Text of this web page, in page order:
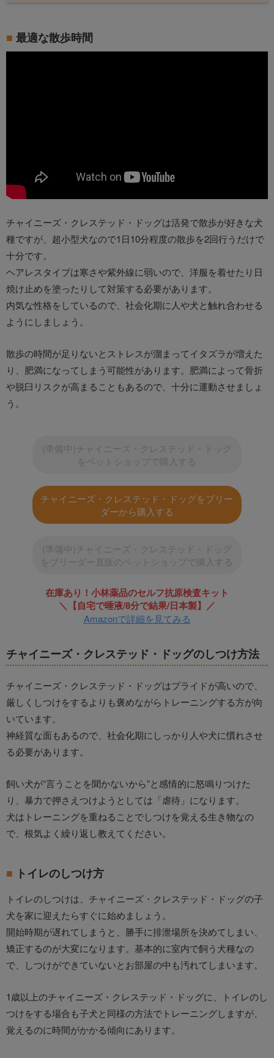
最適な散歩時間
チャイニーズ・クレステッド・ドッグは活発で散歩が好きな犬
種ですが、超小型犬なので1日10分程度の散歩を2回行うだけで
十分です。
ヘアレスタイプは寒さや紫外線に弱いので、洋服を着せたり日
焼け止めを塗ったりして対策する必要があります。
内気な性格をしているので、社会化期に人や犬と触れ合わせる
ようにしましょう。
散歩の時間が足りないとストレスが溜まってイタズラが増えた
り、肥満になってしまう可能性があります。肥満によって骨折
や脱臼リスクが高まることもあるので、十分に運動させましょ
う。
(準備中)チャイニーズ・クレステッド・ドッグ
をペットショップで購入する
チャイニーズ・クレステッド・ドッグをブリー
ダーから購入する
(準備中)チャイニーズ・クレステッド・ドッグ
をブリーダー直販のペットショップで購入する
在庫あり！小林薬品のセルフ抗原検査キット
＼【自宅で唾液/8分で結果/日本製】／
Amazonで詳細を見てみる
チャイニーズ・クレステッド・ドッグのしつけ方法
チャイニーズ・クレステッド・ドッグはプライドが高いので、
厳しくしつけをするよりも褒めながらトレーニングする方が向
いています。
神経質な面もあるので、社会化期にしっかり人や犬に慣れさせ
る必要があります。
飼い犬が“言うことを聞かないから”と感情的に怒鳴りつけた
り、暴力で押さえつけようとしては「虐待」になります。
犬はトレーニングを重ねることでしつけを覚える生き物なの
で、根気よく繰り返し教えてください。
トイレのしつけ方
トイレのしつけは、チャイニーズ・クレステッド・ドッグの子
犬を家に迎えたらすぐに始めましょう。
開始時期が遅れてしまうと、勝手に排泄場所を決めてしまい、
矯正するのが大変になります。基本的に室内で飼う犬種なの
で、しつけができていないとお部屋の中も汚れてしまいます。
1歳以上のチャイニーズ・クレステッド・ドッグに、トイレのし
つけをする場合も子犬と同様の方法でトレーニングしますが、
覚えるのに時間がかかる傾向にあります。